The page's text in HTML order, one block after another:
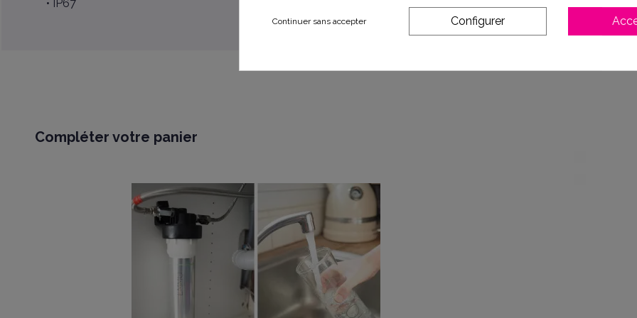
• IP67
Compléter votre panier
Continuer sans accepter Configurer